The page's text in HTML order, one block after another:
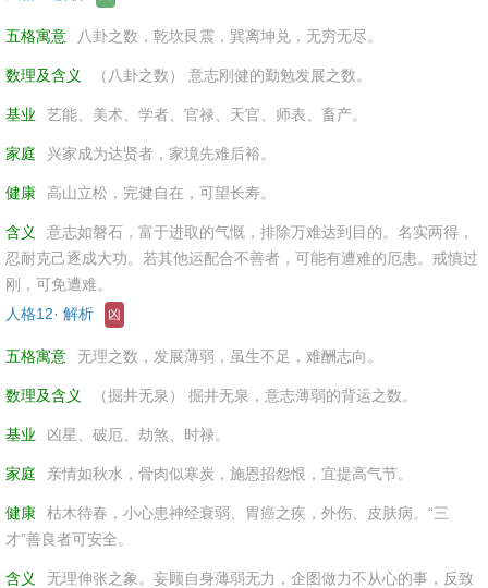
五格寓意 八卦之数，乾坎艮震，巽离坤兑，无穷无尽。
数理及含义 （八卦之数） 意志刚健的勤勉发展之数。
基业 艺能、美术、学者、官禄、天官、师表、畜产。
家庭 兴家成为达贤者，家境先难后裕。
健康 高山立松，完健自在，可望长寿。
含义
意志如磐石，富于进取的气慨，排除万难达到目的。名实两得，
忍耐克己逐成大功。若其他运配合不善者，可能有遭难的厄患。戒慎过
刚，可免遭难。
人格12· 解析
凶
五格寓意 无理之数，发展薄弱，虽生不足，难酬志向。
数理及含义 （掘井无泉） 掘井无泉，意志薄弱的背运之数。
基业 凶星、破厄、劫煞、时禄。
家庭 亲情如秋水，骨肉似寒炭，施恩招怨恨，宜提高气节。
健康
枯木待春，小心患神经衰弱、胃癌之疾，外伤、皮肤病。“三
才”善良者可安全。
含义
无理伸张之象。妄顾自身薄弱无力，企图做力不从心的事，反致